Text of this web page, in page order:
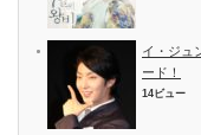
イ・ジュ
ード！
14ビュー